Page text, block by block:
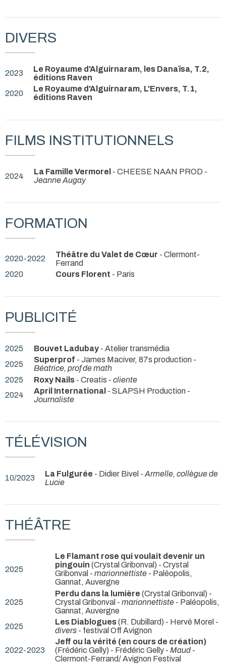
DIVERS
2023
Le Royaume d'Alguirnaram, les Danaïsa, T.2,
éditions Raven
2020
Le Royaume d'Alguirnaram, L'Envers, T.1,
éditions Raven
FILMS INSTITUTIONNELS
2024 La Famille Vermorel - CHEESE NAAN PROD -
Jeanne Augay
FORMATION
2020-2022 Théâtre du Valet de Cœur - Clermont-
Ferrand
2020
Cours Florent - Paris
PUBLICITÉ
2025 Bouvet Ladubay - Atelier transmédia
2025
Superprof - James Maciver, 87s production -
Béatrice, prof de math
2025
Roxy Nails - Creatis - cliente
2024
April International - SLAPSH Production -
Journaliste
TÉLÉVISION
10/2023 La Fulgurée - Didier Bivel - Armelle, collègue de
Lucie
THÉÂTRE
2025
Le Flamant rose qui voulait devenir un
pingouin (Crystal Gribonval) - Crystal
Gribonval - marionnettiste - Paléopolis,
Gannat, Auvergne
2025
Perdu dans la lumière (Crystal Gribonval) -
Crystal Gribonval - marionnettiste - Paléopolis,
Gannat, Auvergne
2025
Les Diablogues(R. Dubillard) - Hervé Morel -
divers - festival Off Avignon
2022-2023
Jeff ou la vérité (en cours de création)
(Frédéric Gelly) - Frédéric Gelly - Maud-
Clermont-Ferrand/ Avignon Festival